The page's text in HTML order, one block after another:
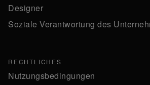
Designer
Soziale Verantwortung des
RECHTLICHES
Nutzungsbedingungen